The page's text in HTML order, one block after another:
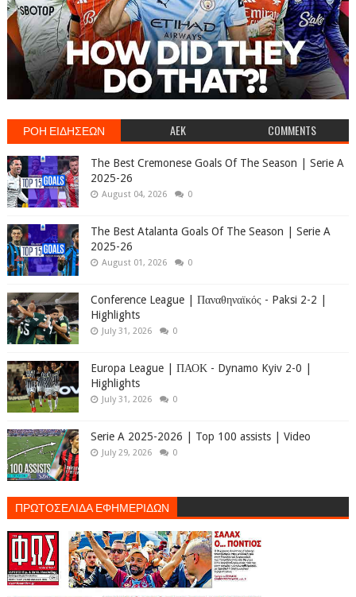
ΡΟΗ ΕΙΔΗΣΕΩΝ AEK COMMENTS
The Best Cremonese Goals Of The Season | Serie A
2025-26
August 04, 2026 0
The Best Atalanta Goals Of The Season | Serie A
2025-26
August 01, 2026 0
Conference League | Παναθηναϊκός - Paksi 2-2 |
Highlights
July 31, 2026 0
Europa League | ΠΑΟΚ - Dynamo Kyiv 2-0 |
Highlights
July 31, 2026 0
Serie A 2025-2026 | Top 100 assists | Video
July 29, 2026 0
ΠΡΩΤΟΣΕΛΙΔΑ ΕΦΗΜΕΡΙΔΩΝ